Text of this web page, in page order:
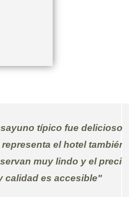
típico fue delicioso,
el hotel también,
muy lindo y el precio
calidad es accesible"